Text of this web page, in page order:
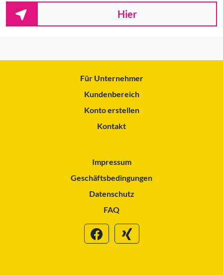
Hier
Für Unternehmer
Kundenbereich
Konto erstellen
Kontakt
Impressum
Geschäftsbedingungen
Datenschutz
FAQ